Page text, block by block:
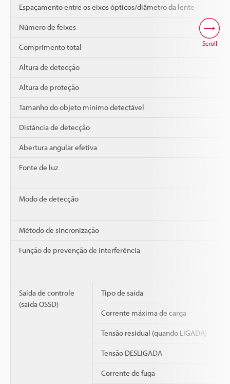
Espaçamento entre os eixos ópticos/diâmetro da lente
Número de feixes
Comprimento total
Altura de detecção
Altura de proteção
Tamanho do objeto mínimo detectável
Distância de detecção
Abertura angular efetiva
Fonte de luz
Modo de detecção
Método de sincronização
Função de prevenção de interferência
Saída de controle
(saída OSSD)
Tipo de saída
Corrente máxima de carga
Tensão residual (quando LIGADA)
Tensão DESLIGADA
Corrente de fuga
Scroll